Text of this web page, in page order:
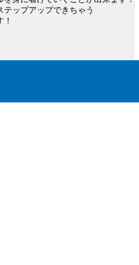
ップアップできちゃう